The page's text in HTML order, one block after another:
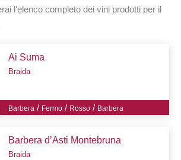
l'elenco completo dei vini prodotti per il
Ai Suma
Braida
Barbera / Fermo / Rosso / Barbera
Barbera d’Asti Montebruna
Braida